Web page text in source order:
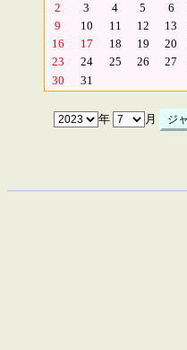
2
3 4 5 6
9
10 11 12 13
16
17 18 19 20
23
24 25 26 27
30
31
年 月